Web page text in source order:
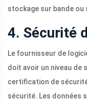
stockage sur bande ou
4. Sécurité
Le fournisseur de
doit avoir un niveau de
certification de
sécurité. Les données